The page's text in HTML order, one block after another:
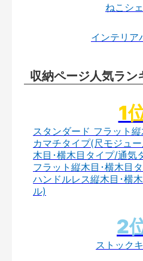
ねこシ
インテリア
収納ページ人気ラン
スタンダード フラット
カマチタイプ(尺モジュ
木目･横木目タイプ/通気
フラット縦木目･横木目
ハンドルレス縦木目･横
ル)
ストック